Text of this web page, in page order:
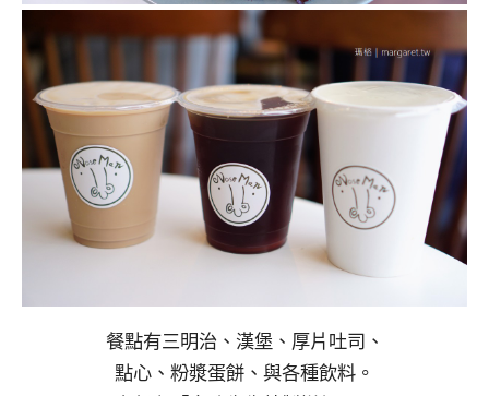
餐點有三明治、漢堡、厚片吐司、
點心、粉漿蛋餅、與各種飲料。